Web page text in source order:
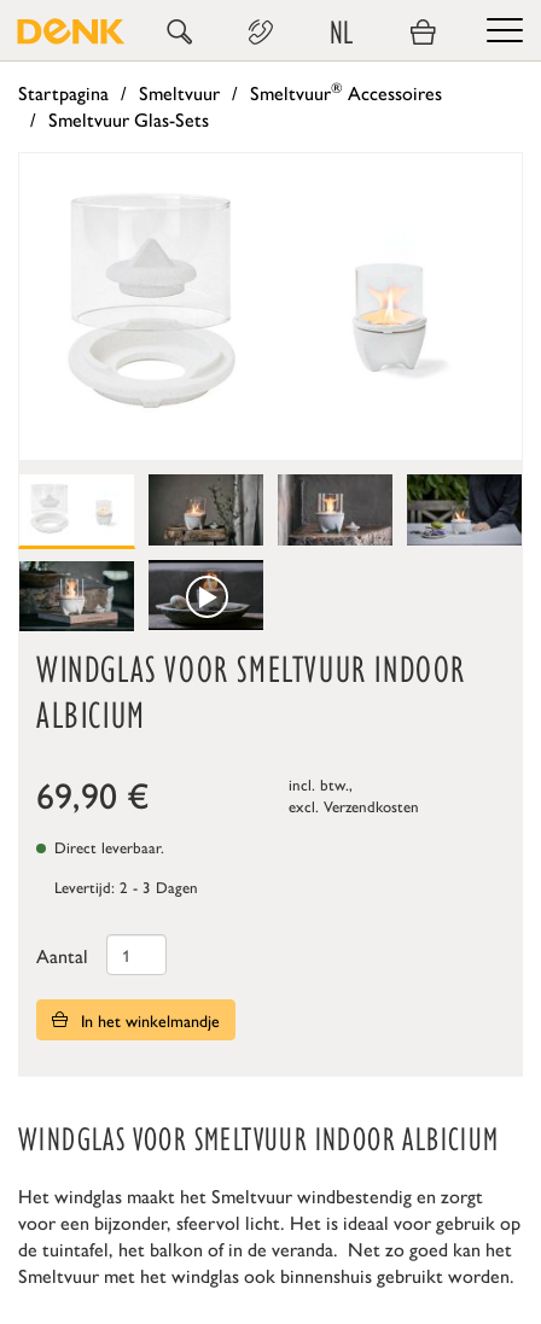
NL
Startpagina Smeltvuur Smeltvuur® Accessoires
Smeltvuur Glas-Sets
WINDGLAS VOOR SMELTVUUR INDOOR
ALBICIUM
69,90 €
incl. btw.,
excl. Verzendkosten
Direct leverbaar.
Levertijd: 2 - 3 Dagen
Aantal
In het winkelmandje
WINDGLAS VOOR SMELTVUUR INDOOR ALBICIUM
Het windglas maakt het Smeltvuur windbestendig en zorgt
voor een bijzonder, sfeervol licht. Het is ideaal voor gebruik op
de tuintafel, het balkon of in de veranda. Net zo goed kan het
Smeltvuur met het windglas ook binnenshuis gebruikt worden.